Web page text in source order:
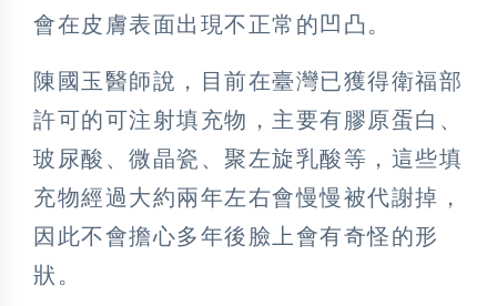
會在皮膚表面出現不正常的凹凸。
陳國玉醫師說，目前在臺灣已獲得衛福部
許可的可注射填充物，主要有膠原蛋白、
玻尿酸、微晶瓷、聚左旋乳酸等，這些填
充物經過大約兩年左右會慢慢被代謝掉，
因此不會擔心多年後臉上會有奇怪的形
狀。